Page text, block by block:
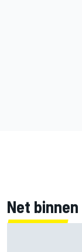
Net binnen